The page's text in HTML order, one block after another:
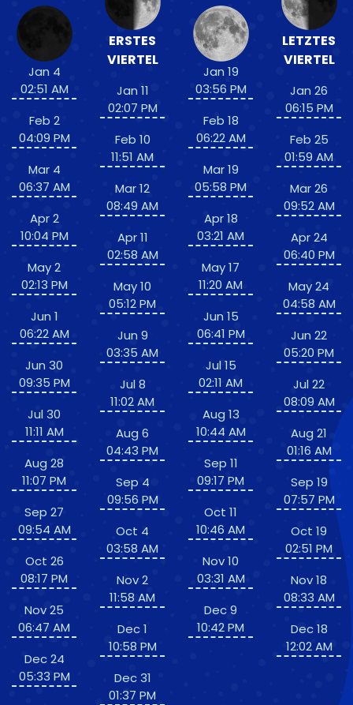
Jan 4
02:51 AM
Feb 2
04:09 PM
Mar 4
06:37 AM
Apr 2
10:04 PM
May 2
02:13 PM
Jun 1
06:22 AM
Jun 30
09:35 PM
Jul 30
11:11 AM
Aug 28
11:07 PM
Sep 27
09:54 AM
Oct 26
08:17 PM
Nov 25
06:47 AM
Dec 24
05:33 PM
ERSTES
VIERTEL
Jan 11
02:07 PM
Feb 10
11:51 AM
Mar 12
08:49 AM
Apr 11
02:58 AM
May 10
05:12 PM
Jun 9
03:35 AM
Jul 8
11:02 AM
Aug 6
04:43 PM
Sep 4
09:56 PM
Oct 4
03:58 AM
Nov 2
11:58 AM
Dec 1
10:58 PM
Dec 31
01:37 PM
Jan 19
03:56 PM
Feb 18
06:22 AM
Mar 19
05:58 PM
Apr 18
03:21 AM
May 17
11:20 AM
Jun 15
06:41 PM
Jul 15
02:11 AM
Aug 13
10:44 AM
Sep 11
09:17 PM
Oct 11
10:46 AM
Nov 10
03:31 AM
Dec 9
10:42 PM
LETZTES
VIERTEL
Jan 26
06:15 PM
Feb 25
01:59 AM
Mar 26
09:52 AM
Apr 24
06:40 PM
May 24
04:58 AM
Jun 22
05:20 PM
Jul 22
08:09 AM
Aug 21
01:16 AM
Sep 19
07:57 PM
Oct 19
02:51 PM
Nov 18
08:33 AM
Dec 18
12:02 AM